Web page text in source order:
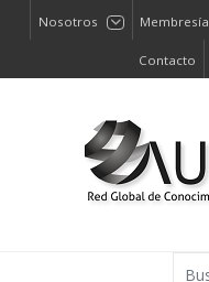
Nosotros
Contacto